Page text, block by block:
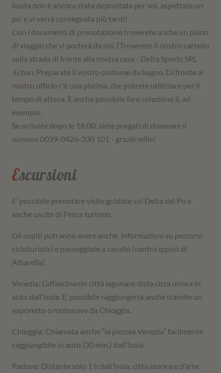
busta non è ancora stata depositata per voi, aspettate un
po' e vi verrà consegnata più tardi!
Con i documenti di prenotazione troverete anche un piano
di viaggio che vi porterà da noi. [Troverete il nostro cartello
sulla strada di fronte alla nostra casa - Delta Sports SRL -
Erban. Preparate il vostro costume da bagno. Di fronte al
nostro ufficio c'è una piscina, che potrete utilizzare per il
tempo di attesa. È anche possibile fare colazione lì, ad
esempio.
Se arrivate dopo le 18:00, siete pregati di chiamare il
numero 0039-0426-330 101 - grazie mille!
Escursioni
E’ possibile prenotare visite guidate sul Delta del Po e
anche uscite di Pesca turismo.
Gli ospiti potranno avere anche informazioni su percorsi
cicloturistici e passeggiate a cavallo (centro ippico di
Albarella).
Venezia: L’affascinante città lagunare dista circa un’ora in
auto dall’Isola. E’ possibile raggiungerla anche tramite un
vaporetto o motonave da Chioggia.
Chioggia: Chiamata anche “la piccola Venezia” facilmente
raggiungibile in auto (30 min.) dall’Isola.
Padova: Distante solo 1 h dall’Isola, città storica e d’arte